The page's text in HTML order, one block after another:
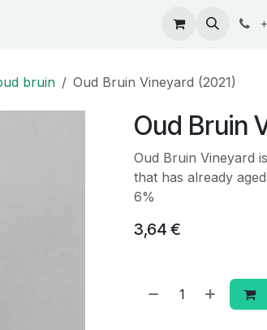
bruin Oud Bruin Vineyard (2021)
Oud Bruin
Oud Bruin Vineyard
that has already
6%
3,64 €